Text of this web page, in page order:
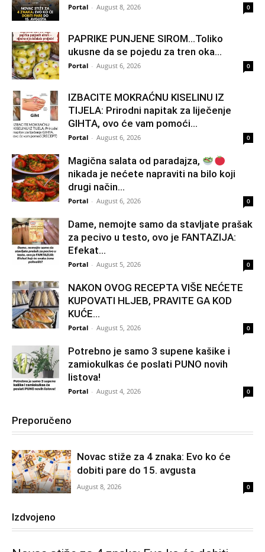
Portal - August 8, 2026 0
PAPRIKE PUNJENE SIROM…Toliko
ukusne da se pojedu za tren oka…
Portal - August 6, 2026 0
IZBACITE MOKRAĆNU KISELINU IZ
TIJELA: Prirodni napitak za liječenje
GIHTA, ovo će vam pomoći...
Portal - August 6, 2026 0
Magična salata od paradajza,
nikada je nećete napraviti na bilo koji
drugi način…
Portal - August 6, 2026 0
Dame, nemojte samo da stavljate prašak
za pecivo u testo, ovo je FANTAZIJA:
Efekat...
Portal - August 5, 2026 0
NAKON OVOG RECEPTA VIŠE NEĆETE
KUPOVATI HLJEB, PRAVITE GA KOD
KUĆE…
Portal - August 5, 2026 0
Potrebno je samo 3 supene kašike i
zamiokulkas će poslati PUNO novih
listova!
Portal - August 4, 2026 0
Preporučeno
Novac stiže za 4 znaka: Evo ko će
dobiti pare do 15. avgusta
August 8, 2026 0
Izdvojeno